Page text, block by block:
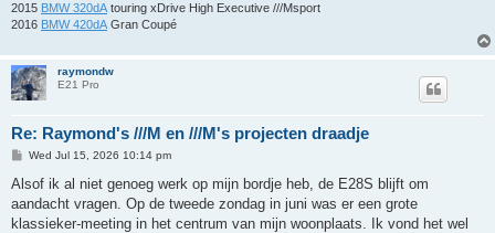
2015 BMW 320dA touring xDrive High Executive ///Msport
2016 BMW 420dA Gran Coupé
raymondw
E21 Pro
Re: Raymond's ///M en ///M's projecten draadje
P
s
Wed Jul 15, 2026 10:14 pm
Alsof ik al niet genoeg werk op mijn bordje heb, de E28S blijft om
aandacht vragen. Op de tweede zondag in juni was er een grote
klassieker-meeting in het centrum van mijn woonplaats. Ik vond het wel